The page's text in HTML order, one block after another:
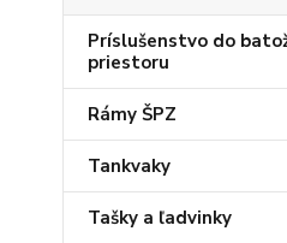
Príslušenstvo do
priestoru
Rámy ŠPZ
Tankvaky
Tašky a ľadvinky